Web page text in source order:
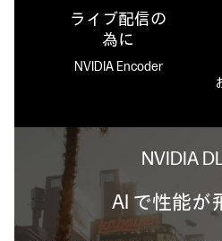
ライブ配信の
為に
NVIDIA Encoder
NVIDIA
AI で性能が